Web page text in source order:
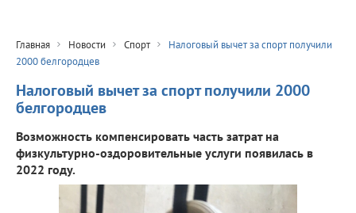
Главная Новости Спорт
Налоговый вычет за спорт получили
2000 белгородцев
Налоговый вычет за спорт получили 2000
белгородцев
Возможность компенсировать часть затрат на
физкультурно-оздоровительные услуги появилась в
2022 году.